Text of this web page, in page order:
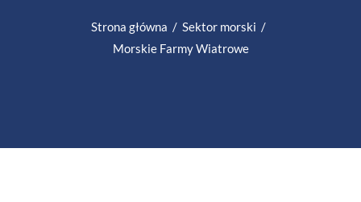
Strona główna
Sektor morski
Morskie Farmy Wiatrowe